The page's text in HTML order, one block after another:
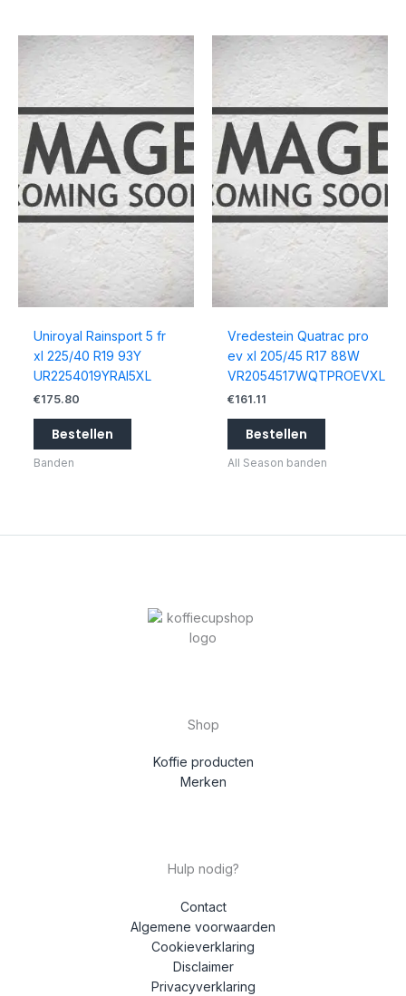
Uniroyal Rainsport 5 fr
xl 225/40 R19 93Y
UR2254019YRAI5XL
€175.80
Bestellen
Banden
Vredestein Quatrac pro
ev xl 205/45 R17 88W
VR2054517WQTPROEVXL
€161.11
Bestellen
All Season banden
Shop
Koffie producten
Merken
Hulp nodig?
Contact
Algemene voorwaarden
Cookieverklaring
Disclaimer
Privacyverklaring